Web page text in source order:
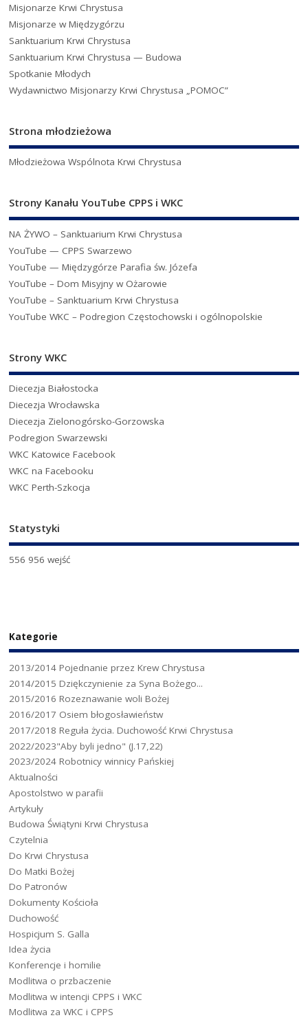
Misjonarze Krwi Chrystusa
Misjonarze w Międzygórzu
Sanktuarium Krwi Chrystusa
Sanktuarium Krwi Chrystusa — Budowa
Spotkanie Młodych
Wydawnictwo Misjonarzy Krwi Chrystusa „POMOC”
Strona młodzieżowa
Młodzieżowa Wspólnota Krwi Chrystusa
Strony Kanału YouTube CPPS i WKC
NA ŻYWO – Sanktuarium Krwi Chrystusa
YouTube — CPPS Swarzewo
YouTube — Międzygórze Parafia św. Józefa
YouTube – Dom Misyjny w Ożarowie
YouTube – Sanktuarium Krwi Chrystusa
YouTube WKC – Podregion Częstochowski i ogólnopolskie
Strony WKC
Diecezja Białostocka
Diecezja Wrocławska
Diecezja Zielonogórsko-Gorzowska
Podregion Swarzewski
WKC Katowice Facebook
WKC na Facebooku
WKC Perth-Szkocja
Statystyki
556 956 wejść
Kategorie
2013/2014 Pojednanie przez Krew Chrystusa
2014/2015 Dziękczynienie za Syna Bożego...
2015/2016 Rozeznawanie woli Bożej
2016/2017 Osiem błogosławieństw
2017/2018 Reguła życia. Duchowość Krwi Chrystusa
2022/2023"Aby byli jedno" (J.17,22)
2023/2024 Robotnicy winnicy Pańskiej
Aktualności
Apostolstwo w parafii
Artykuły
Budowa Świątyni Krwi Chrystusa
Czytelnia
Do Krwi Chrystusa
Do Matki Bożej
Do Patronów
Dokumenty Kościoła
Duchowość
Hospicjum S. Galla
Idea życia
Konferencje i homilie
Modlitwa o przbaczenie
Modlitwa w intencji CPPS i WKC
Modlitwa za WKC i CPPS